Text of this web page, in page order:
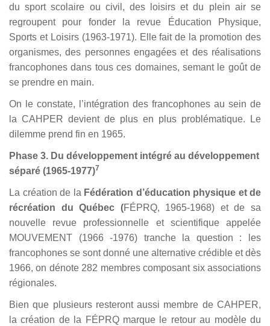
du sport scolaire ou civil, des loisirs et du plein air se
regroupent pour fonder la revue Éducation Physique,
Sports et Loisirs (1963-1971). Elle fait de la promotion des
organismes, des personnes engagées et des réalisations
francophones dans tous ces domaines, semant le goût de
se prendre en main.
On le constate, l’intégration des francophones au sein de
la CAHPER devient de plus en plus problématique. Le
dilemme prend fin en 1965.
Phase 3. Du développement intégré au développement
séparé (1965-1977)7
La création de la Fédération d’éducation physique et de
récréation du Québec (FÉPRQ, 1965-1968) et de sa
nouvelle revue professionnelle et scientifique appelée
MOUVEMENT (1966 -1976) tranche la question : les
francophones se sont donné une alternative crédible et dès
1966, on dénote 282 membres composant six associations
régionales.
Bien que plusieurs resteront aussi membre de CAHPER,
la création de la FÉPRQ marque le retour au modèle du